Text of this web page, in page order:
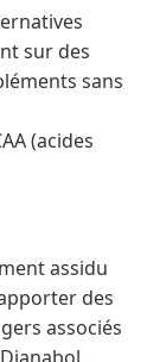
sur des
sans
(acides
assidu
des
associés